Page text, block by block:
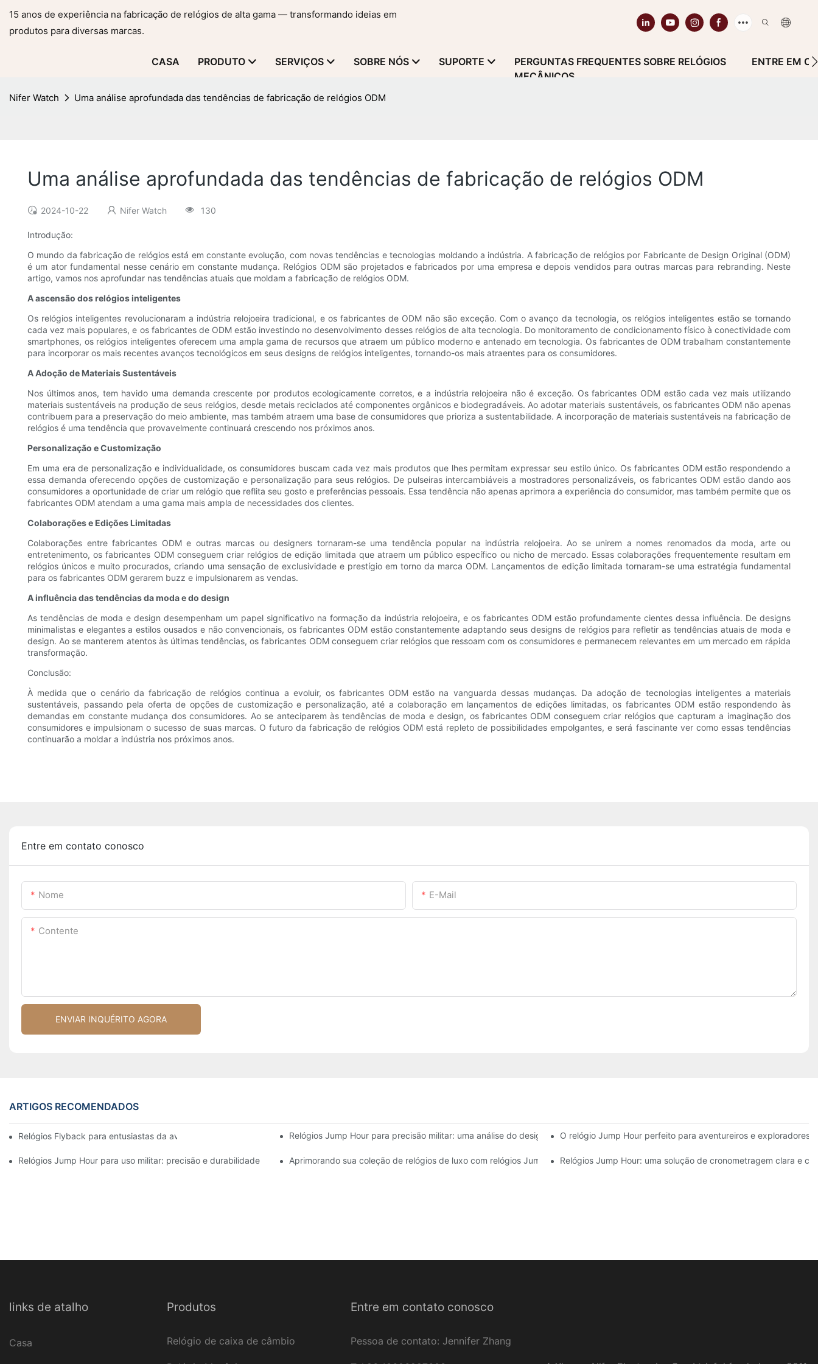
15 anos de experiência na fabricação de relógios de alta gama — transformando ideias em
produtos para diversas marcas.
CASA PRODUTO SERVIÇOS SOBRE NÓS SUPORTE
PERGUNTAS FREQUENTES SOBRE RELÓGIOS
MECÂNICOS
ENTRE EM
Nifer Watch Uma análise aprofundada das tendências de fabricação de relógios ODM
Uma análise aprofundada das tendências de fabricação de relógios ODM
2024-10-22 Nifer Watch 130
Introdução:
O mundo da fabricação de relógios está em constante evolução, com novas tendências e tecnologias moldando a indústria. A fabricação de relógios por Fabricante de Design Original (ODM)
é um ator fundamental nesse cenário em constante mudança. Relógios ODM são projetados e fabricados por uma empresa e depois vendidos para outras marcas para rebranding. Neste
artigo, vamos nos aprofundar nas tendências atuais que moldam a fabricação de relógios ODM.
A ascensão dos relógios inteligentes
Os relógios inteligentes revolucionaram a indústria relojoeira tradicional, e os fabricantes de ODM não são exceção. Com o avanço da tecnologia, os relógios inteligentes estão se tornando
cada vez mais populares, e os fabricantes de ODM estão investindo no desenvolvimento desses relógios de alta tecnologia. Do monitoramento de condicionamento físico à conectividade com
smartphones, os relógios inteligentes oferecem uma ampla gama de recursos que atraem um público moderno e antenado em tecnologia. Os fabricantes de ODM trabalham constantemente
para incorporar os mais recentes avanços tecnológicos em seus designs de relógios inteligentes, tornando-os mais atraentes para os consumidores.
A Adoção de Materiais Sustentáveis
Nos últimos anos, tem havido uma demanda crescente por produtos ecologicamente corretos, e a indústria relojoeira não é exceção. Os fabricantes ODM estão cada vez mais utilizando
materiais sustentáveis ​​na produção de seus relógios, desde metais reciclados até componentes orgânicos e biodegradáveis. Ao adotar materiais sustentáveis, os fabricantes ODM não apenas
contribuem para a preservação do meio ambiente, mas também atraem uma base de consumidores que prioriza a sustentabilidade. A incorporação de materiais sustentáveis ​​na fabricação de
relógios é uma tendência que provavelmente continuará crescendo nos próximos anos.
Personalização e Customização
Em uma era de personalização e individualidade, os consumidores buscam cada vez mais produtos que lhes permitam expressar seu estilo único. Os fabricantes ODM estão respondendo a
essa demanda oferecendo opções de customização e personalização para seus relógios. De pulseiras intercambiáveis ​​a mostradores personalizáveis, os fabricantes ODM estão dando aos
consumidores a oportunidade de criar um relógio que reflita seu gosto e preferências pessoais. Essa tendência não apenas aprimora a experiência do consumidor, mas também permite que os
fabricantes ODM atendam a uma gama mais ampla de necessidades dos clientes.
Colaborações e Edições Limitadas
Colaborações entre fabricantes ODM e outras marcas ou designers tornaram-se uma tendência popular na indústria relojoeira. Ao se unirem a nomes renomados da moda, arte ou
entretenimento, os fabricantes ODM conseguem criar relógios de edição limitada que atraem um público específico ou nicho de mercado. Essas colaborações frequentemente resultam em
relógios únicos e muito procurados, criando uma sensação de exclusividade e prestígio em torno da marca ODM. Lançamentos de edição limitada tornaram-se uma estratégia fundamental
para os fabricantes ODM gerarem buzz e impulsionarem as vendas.
A influência das tendências da moda e do design
As tendências de moda e design desempenham um papel significativo na formação da indústria relojoeira, e os fabricantes ODM estão profundamente cientes dessa influência. De designs
minimalistas e elegantes a estilos ousados ​​e não convencionais, os fabricantes ODM estão constantemente adaptando seus designs de relógios para refletir as tendências atuais de moda e
design. Ao se manterem atentos às últimas tendências, os fabricantes ODM conseguem criar relógios que ressoam com os consumidores e permanecem relevantes em um mercado em rápida
transformação.
Conclusão:
À medida que o cenário da fabricação de relógios continua a evoluir, os fabricantes ODM estão na vanguarda dessas mudanças. Da adoção de tecnologias inteligentes a materiais
sustentáveis, passando pela oferta de opções de customização e personalização, até a colaboração em lançamentos de edições limitadas, os fabricantes ODM estão respondendo às
demandas em constante mudança dos consumidores. Ao se anteciparem às tendências de moda e design, os fabricantes ODM conseguem criar relógios que capturam a imaginação dos
consumidores e impulsionam o sucesso de suas marcas. O futuro da fabricação de relógios ODM está repleto de possibilidades empolgantes, e será fascinante ver como essas tendências
continuarão a moldar a indústria nos próximos anos.
Entre em contato conosco
Nome E-Mail
Contente
ENVIAR INQUÉRITO AGORA
ARTIGOS RECOMENDADOS
Relógios Flyback para entusiastas da aviação: funcionalidade e estilo combinadosRelógios Jump Hour para precisão militar: uma análise do design O relógio Jump Hour perfeito para aventureiros e exploradores
Relógios Jump Hour para uso militar: precisão e durabilidade Aprimorando sua coleção de relógios de luxo com relógios Jump HourRelógios Jump Hour: uma solução de cronometragem clara e
links de atalho
Casa
Produtos
Relógio de caixa de câmbio
Entre em contato conosco
Pessoa de contato: Jennifer Zhang